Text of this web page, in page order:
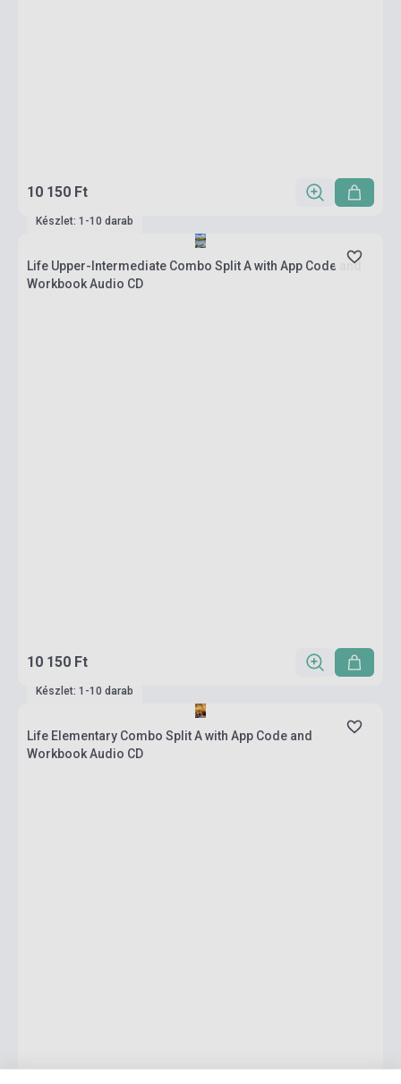
10 150 Ft
Készlet: 1-10 darab
Life Upper-Intermediate Combo Split A with App Code and
Workbook Audio CD
10 150 Ft
Készlet: 1-10 darab
Life Elementary Combo Split A with App Code and
Workbook Audio CD